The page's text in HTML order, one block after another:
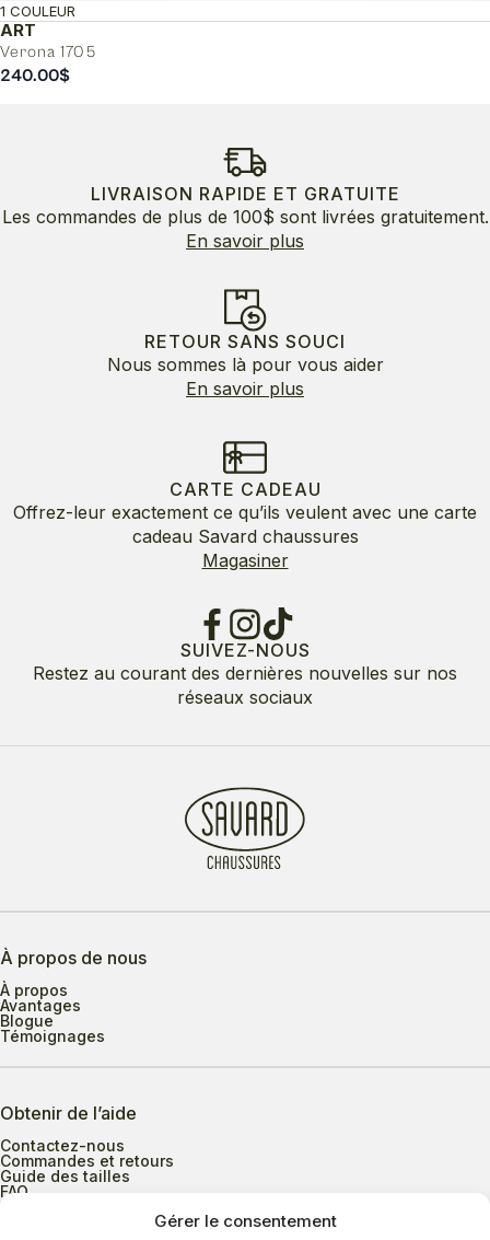
Gérer le consentement
ART
Verona 1705
1 COULEUR
240.00$
LIVRAISON RAPIDE ET GRATUITE
Les commandes de plus de 100$ sont livrées gratuitement.
En savoir plus
RETOUR SANS SOUCI
Nous sommes là pour vous aider
En savoir plus
CARTE CADEAU
Offrez-leur exactement ce qu’ils veulent avec une carte
cadeau Savard chaussures
Magasiner
SUIVEZ-NOUS
Restez au courant des dernières nouvelles sur nos
réseaux sociaux
À propos de nous
À propos
Avantages
Blogue
Témoignages
Obtenir de l’aide
Contactez-nous
Commandes et retours
Guide des tailles
FAQ